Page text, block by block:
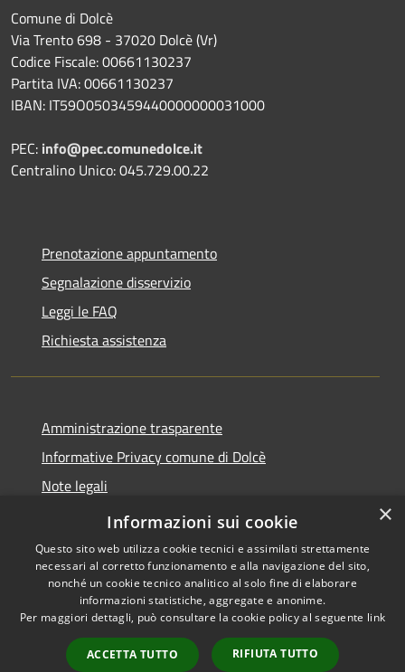
Comune di Dolcè
Via Trento 698 - 37020 Dolcè (Vr)
Codice Fiscale: 00661130237
Partita IVA: 00661130237
IBAN: IT59O0503459440000000031000
PEC: info@pec.comunedolce.it
Centralino Unico: 045.729.00.22
Prenotazione appuntamento
Segnalazione disservizio
Leggi le FAQ
Richiesta assistenza
Amministrazione trasparente
Informative Privacy comune di Dolcè
Note legali
Dichiarazione di accessibilità
Accessibilità
Copyright © 2026 • Comune di
Dolcè • Powered by
Municipium•
Accesso
×
Informazioni sui cookie
Questo sito web utilizza cookie tecnici e assimilati strettamente
necessari al corretto funzionamento e alla navigazione del sito,
nonché un cookie tecnico analitico al solo fine di elaborare
informazioni statistiche, aggregate e anonime.
Per maggiori dettagli, può consultare la cookie policy al seguente link
ACCETTA TUTTO RIFIUTA TUTTO